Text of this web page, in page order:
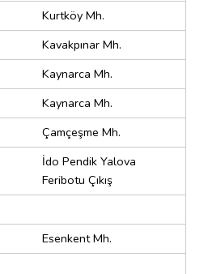
Kurtköy Mh.
Kavakpınar Mh.
Kaynarca Mh.
Kaynarca Mh.
Çamçeşme Mh.
İdo Pendik Yalova
Feribotu Çıkış
Esenkent Mh.